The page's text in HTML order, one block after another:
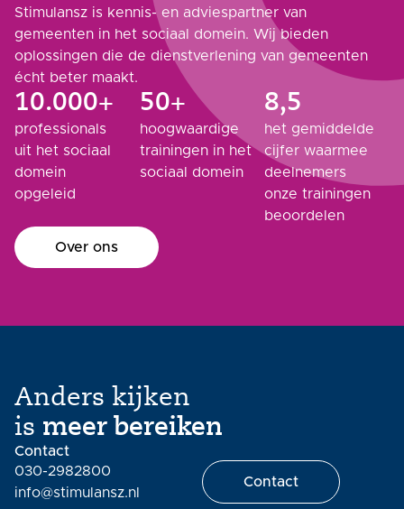
Stimulansz is kennis- en adviespartner van
gemeenten in het sociaal domein. Wij bieden
oplossingen die de dienstverlening van gemeenten
écht beter maakt.
10.000+
professionals
uit het sociaal
domein
opgeleid
50+
hoogwaardige
trainingen in het
sociaal domein
8,5
het gemiddelde
cijfer waarmee
deelnemers
onze trainingen
beoordelen
Over ons
Anders kijken
is meer bereiken
Contact
030-2982800
info@stimulansz.nl
Contact